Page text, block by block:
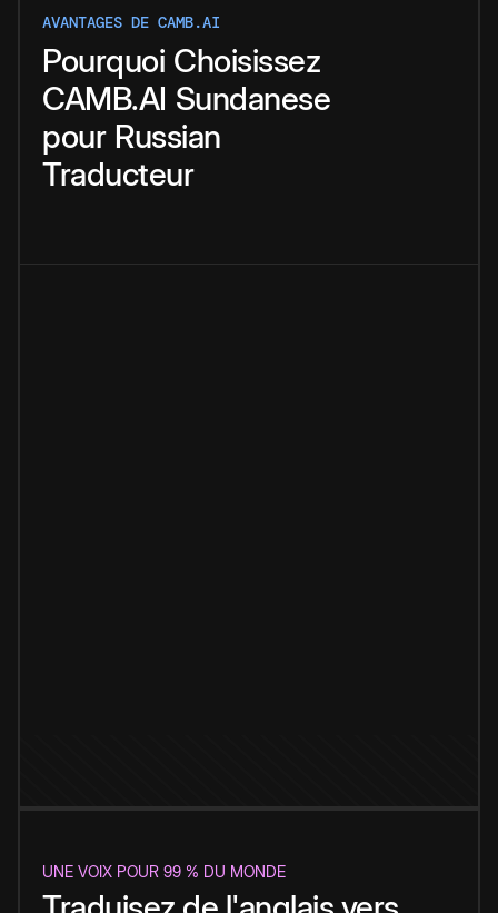
AVANTAGES DE CAMB.AI
Pourquoi Choisissez
CAMB.AI Sundanese
pour Russian
Traducteur
UNE VOIX POUR 99 % DU MONDE